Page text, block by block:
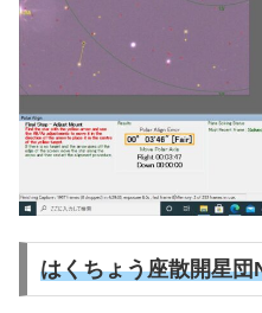
はくちょう座散開星団